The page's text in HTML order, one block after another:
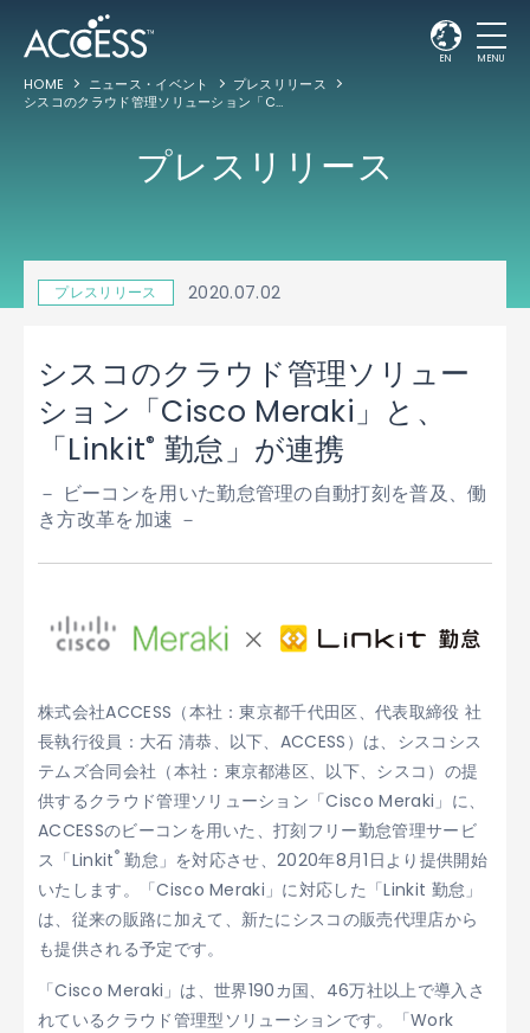
EN MENU
HOME ニュース・イベント
プレスリリース
シスコのクラウド管理ソリューション「Cisco Meraki」と、「Linkit
プレスリリース
プレスリリース 2020.07.02
シスコのクラウド管理ソリュー
ション「Cisco Meraki」と、
「Linkit® 勤怠」が連携
－ ビーコンを用いた勤怠管理の自動打刻を普及、働
き方改革を加速 －
株式会社ACCESS（本社：東京都千代田区、代表取締役 社
長執行役員：大石 清恭、以下、ACCESS）は、シスコシス
テムズ合同会社（本社：東京都港区、以下、シスコ）の提
供するクラウド管理ソリューション「Cisco Meraki」に、
ACCESSのビーコンを用いた、打刻フリー勤怠管理サービ
ス「Linkit®勤怠」を対応させ、2020年8月1日より提供開始
いたします。「Cisco Meraki」に対応した「Linkit 勤怠」
は、従来の販路に加えて、新たにシスコの販売代理店から
も提供される予定です。
「Cisco Meraki」は、世界190カ国、46万社以上で導入さ
れているクラウド管理型ソリューションです。「Work